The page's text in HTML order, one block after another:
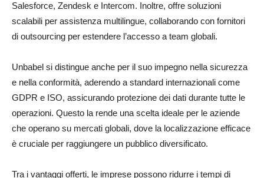
Salesforce, Zendesk e Intercom. Inoltre, offre soluzioni
scalabili per assistenza multilingue, collaborando con fornitori
di outsourcing per estendere l’accesso a team globali.
Unbabel si distingue anche per il suo impegno nella sicurezza
e nella conformità, aderendo a standard internazionali come
GDPR e ISO, assicurando protezione dei dati durante tutte le
operazioni. Questo la rende una scelta ideale per le aziende
che operano su mercati globali, dove la localizzazione efficace
è cruciale per raggiungere un pubblico diversificato.
Tra i vantaggi offerti, le imprese possono ridurre i tempi di